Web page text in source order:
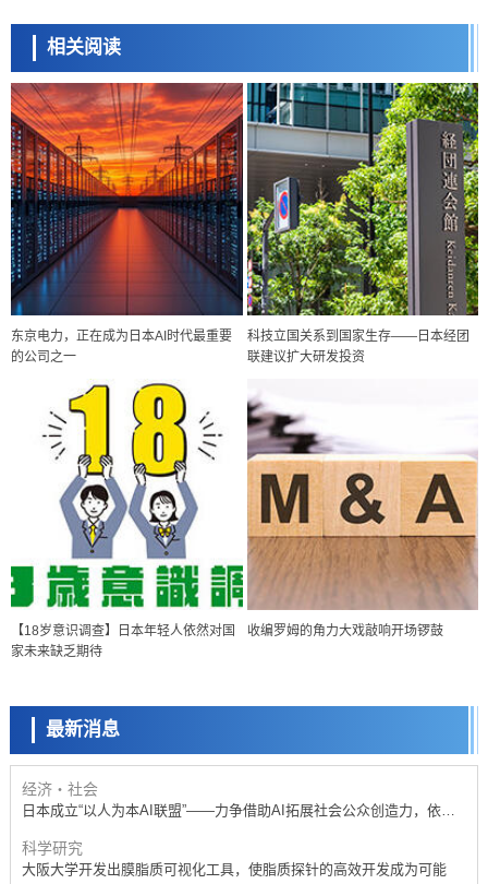
相关阅读
东京电力，正在成为日本AI时代最重要
的公司之一
科技立国关系到国家生存——日本经团
联建议扩大研发投资
【18岁意识调查】日本年轻人依然对国
家未来缺乏期待
收编罗姆的角力大戏敲响开场锣鼓
最新消息
日本科研费增设国际共同研究强化新类别，促进青年研究人员赴海外开
展研究
科学研究
京都大学高效生成光的构成单元“光子”，可应用于量子计算机
经济・社会
日本成立“以人为本AI联盟”——力争借助AI拓展社会公众创造力，依托
产学合作推进研发
科学研究
大阪大学开发出膜脂质可视化工具，使脂质探针的高效开发成为可能
科学研究
立教大学在试管内构建长链人工基因组DNA自我复制系统，有望实现携